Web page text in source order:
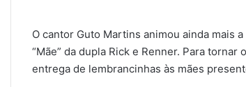
O cantor Guto Martins animou ainda mais
“Mãe” da dupla Rick e Renner. Para
entrega de lembrancinhas às mães